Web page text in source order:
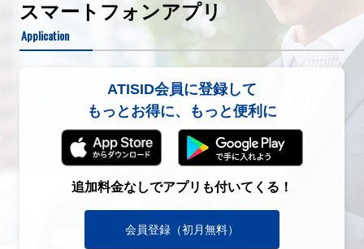
スマートフォンアプリ
Application
ATISID会員に登録して
もっとお得に、もっと便利に
追加料金なしでアプリも付いてくる！
会員登録（初月無料）